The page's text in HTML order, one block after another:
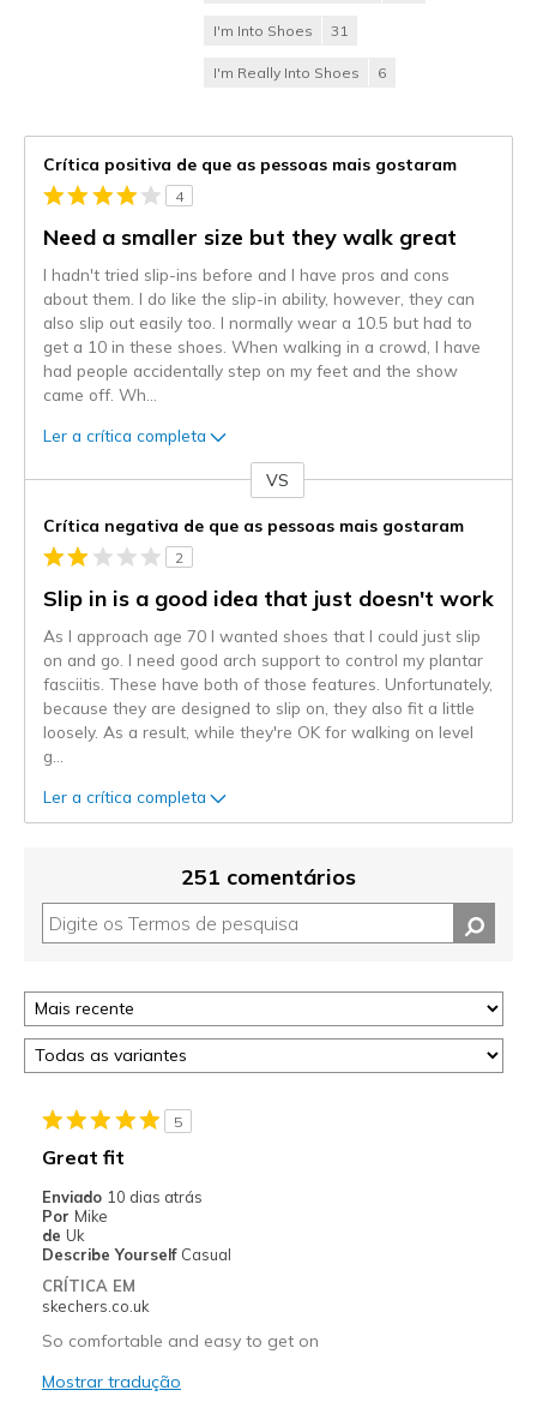
I'm Into Shoes 31
I'm Really Into Shoes 6
Crítica positiva de que as pessoas mais gostaram
4
Need a smaller size but they walk great
I hadn't tried slip-ins before and I have pros and cons
about them. I do like the slip-in ability, however, they can
also slip out easily too. I normally wear a 10.5 but had to
get a 10 in these shoes. When walking in a crowd, I have
had people accidentally step on my feet and the show
came off. Wh
Ler a crítica completa
VS
Crítica negativa de que as pessoas mais gostaram
2
Slip in is a good idea that just doesn't work
As I approach age 70 I wanted shoes that I could just slip
on and go. I need good arch support to control my plantar
fasciitis. These have both of those features. Unfortunately,
because they are designed to slip on, they also fit a little
loosely. As a result, while they're OK for walking on level
g
Ler a crítica completa
251 comentários
5
Great fit
Enviado 10 dias atrás
Por Mike
de Uk
Describe Yourself Casual
CRÍTICA EM
skechers.co.uk
So comfortable and easy to get on
Mostrar tradução